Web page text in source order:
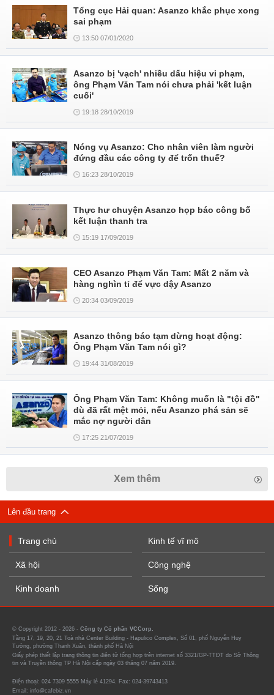
Tổng cục Hải quan: Asanzo khắc phục xong
sai phạm
13:50 07/01/2020
Asanzo bị 'vạch' nhiều dấu hiệu vi phạm,
ông Phạm Văn Tam nói chưa phải 'kết luận
cuối'
19:18 28/10/2019
Nóng vụ Asanzo: Cho nhân viên làm người
đứng đầu các công ty để trốn thuế?
16:23 28/10/2019
Thực hư chuyện Asanzo họp báo công bố
kết luận thanh tra
15:19 17/09/2019
CEO Asanzo Phạm Văn Tam: Mất 2 năm và
hàng nghìn tỉ để vực dậy Asanzo
20:34 03/09/2019
Asanzo thông báo tạm dừng hoạt động:
Ông Phạm Văn Tam nói gì?
19:44 31/08/2019
Ông Phạm Văn Tam: Không muốn là "tội đồ"
dù đã rất mệt mỏi, nếu Asanzo phá sản sẽ
mắc nợ người dân
17:25 21/07/2019
Xem thêm
Lên đầu trang
Trang chủ
Xã hội
Kinh doanh
Kinh tế vĩ mô
Công nghệ
Sống
© Copyright 2012 - 2026 - Công ty Cổ phần VCCorp.
Tầng 17, 19, 20, 21 Toà nhà Center Building - Hapulico Complex, Số 01, phố Nguyễn Huy
Tưởng, phường Thanh Xuân, thành phố Hà Nội
Giấy phép thiết lập trang thông tin điện tử tổng hợp trên internet số 3321/GP-TTĐT do Sở Thông
tin và Truyền thông TP Hà Nội cấp ngày 03 tháng 07 năm 2019.
Điện thoại: 024 7309 5555 Máy lẻ 41294. Fax: 024-39743413
Email: info@cafebiz.vn